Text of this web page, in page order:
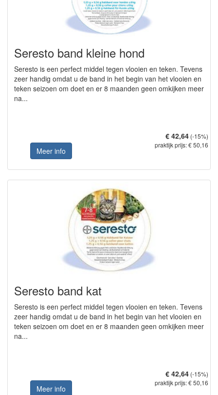
Seresto band kleine hond
Seresto is een perfect middel tegen vlooien en teken. Tevens
zeer handig omdat u de band in het begin van het vlooien en
teken seizoen om doet en er 8 maanden geen omkijken meer
na...
Meer info
€ 42,64 (-15%)
praktijk prijs: € 50,16
Seresto band kat
Seresto is een perfect middel tegen vlooien en teken. Tevens
zeer handig omdat u de band in het begin van het vlooien en
teken seizoen om doet en er 8 maanden geen omkijken meer
na...
Meer info
€ 42,64 (-15%)
praktijk prijs: € 50,16